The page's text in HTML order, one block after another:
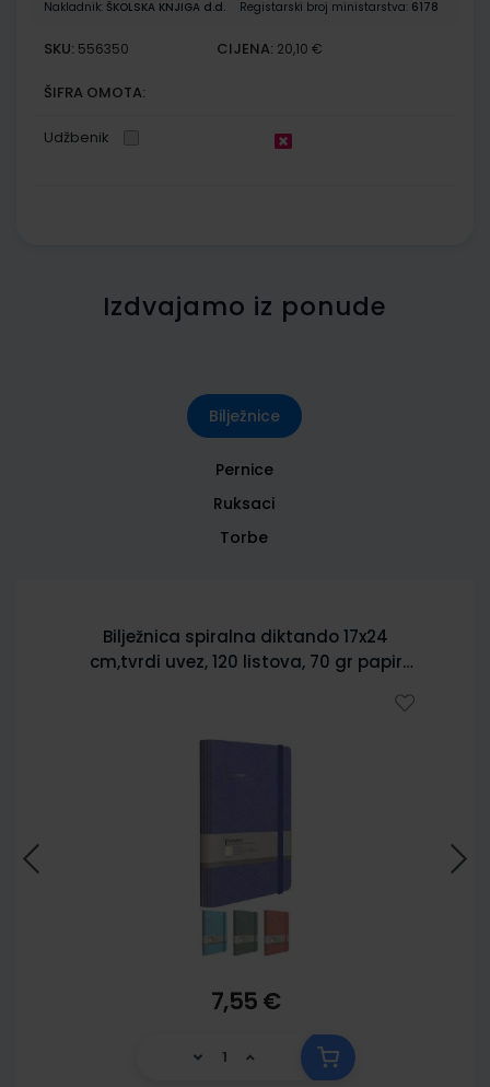
Nakladnik: ŠKOLSKA KNJIGA d.d. Registarski broj ministarstva: 6178
SKU: 556350 CIJENA: 20,10 €
ŠIFRA OMOTA:
Udžbenik
Izdvajamo iz ponude
Bilježnice
Pernice
Ruksaci
Torbe
Bilježnica spiralna diktando 17x24
cm,tvrdi uvez, 120 listova, 70 gr papir
7,55 €